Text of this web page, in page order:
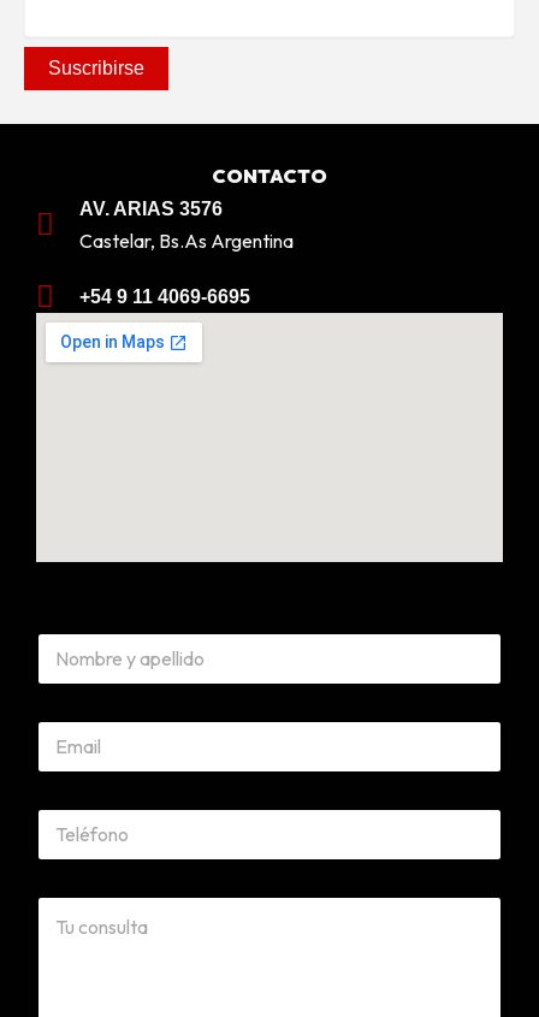
CONTACTO
AV. ARIAS 3576
Castelar, Bs.As Argentina
+54 9 11 4069-6695